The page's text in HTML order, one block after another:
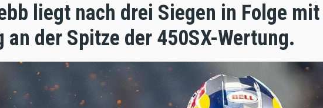
liegt nach drei Siegen in Folge
an der Spitze der 450SX-Wertung.